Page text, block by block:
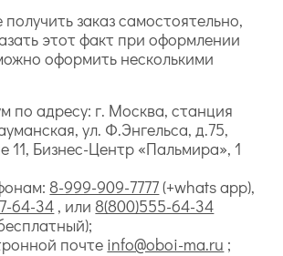
получить заказ самостоятельно,
этот факт при оформлении
оформить несколькими
по адресу: г. Москва, станция
ул. Ф.Энгельса, д.75,
11, Бизнес-Центр «Пальмира», 1
8-999-909-7777(+whats app),
64-34 , или 8(800)555-64-34
почте info@oboi-ma.ru ;